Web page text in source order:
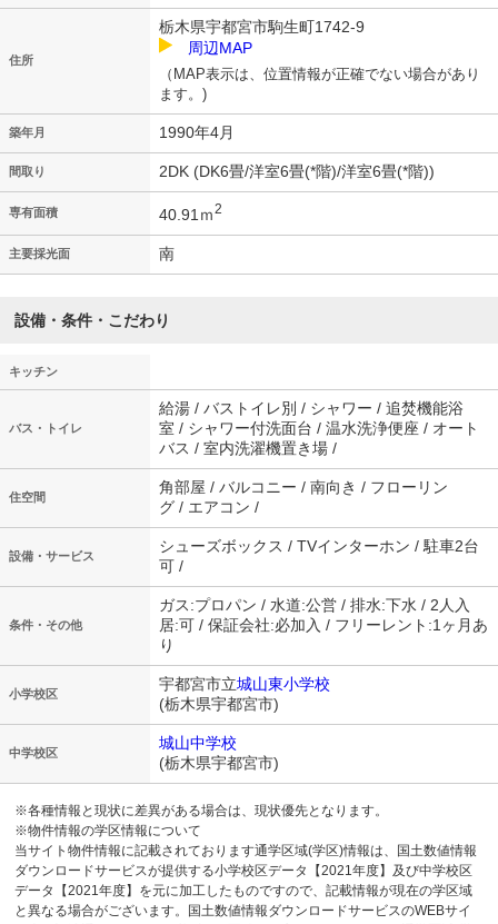
住所
栃木県宇都宮市駒生町1742-9
周辺MAP
（MAP表示は、位置情報が正確でない場合があり
ます。)
築年月 1990年4月
間取り 2DK (DK6畳/洋室6畳(*階)/洋室6畳(*階))
専有面積 40.91ｍ2
主要採光面 南
設備・条件・こだわり
キッチン
バス・トイレ
給湯 / バストイレ別 / シャワー / 追焚機能浴
室 / シャワー付洗面台 / 温水洗浄便座 / オート
バス / 室内洗濯機置き場 /
住空間
角部屋 / バルコニー / 南向き / フローリン
グ / エアコン /
設備・サービス
シューズボックス / TVインターホン / 駐車2台
可 /
条件・その他
ガス:プロパン / 水道:公営 / 排水:下水 / 2人入
居:可 / 保証会社:必加入 / フリーレント:1ヶ月あ
り
小学校区
宇都宮市立城山東小学校
(栃木県宇都宮市)
中学校区
城山中学校
(栃木県宇都宮市)
※各種情報と現状に差異がある場合は、現状優先となります。
※物件情報の学区情報について
当サイト物件情報に記載されております通学区域(学区)情報は、国土数値情報
ダウンロードサービスが提供する小学校区データ【2021年度】及び中学校区
データ【2021年度】を元に加工したものですので、記載情報が現在の学区域
と異なる場合がございます。国土数値情報ダウンロードサービスのWEBサイ